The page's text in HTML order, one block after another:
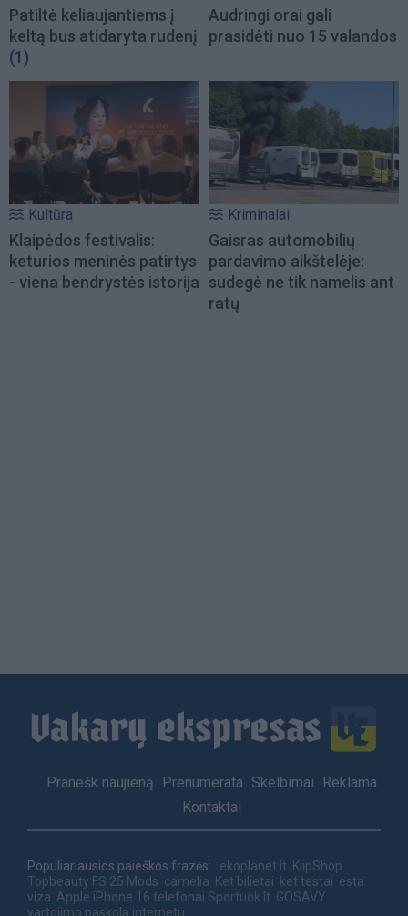
Patiltė keliaujantiems į
keltą bus atidaryta rudenį
(1)
Audringi orai gali
prasidėti nuo 15 valandos
Kultūra
Klaipėdos festivalis:
keturios meninės patirtys
- viena bendrystės istorija
Kriminalai
Gaisras automobilių
pardavimo aikštelėje:
sudegė ne tik namelis ant
ratų
Footer
Pranešk naujieną Prenumerata Skelbimai
Reklama
Kontaktai
Populiariausios paieškos frazės: ekoplanet.lt KlipShop
Topbeauty FS 25 Mods camelia Ket bilietai ket testai esta
viza Apple iPhone 16 telefonai Sportuok.lt GOSAVY
vartojimo paskola internetu